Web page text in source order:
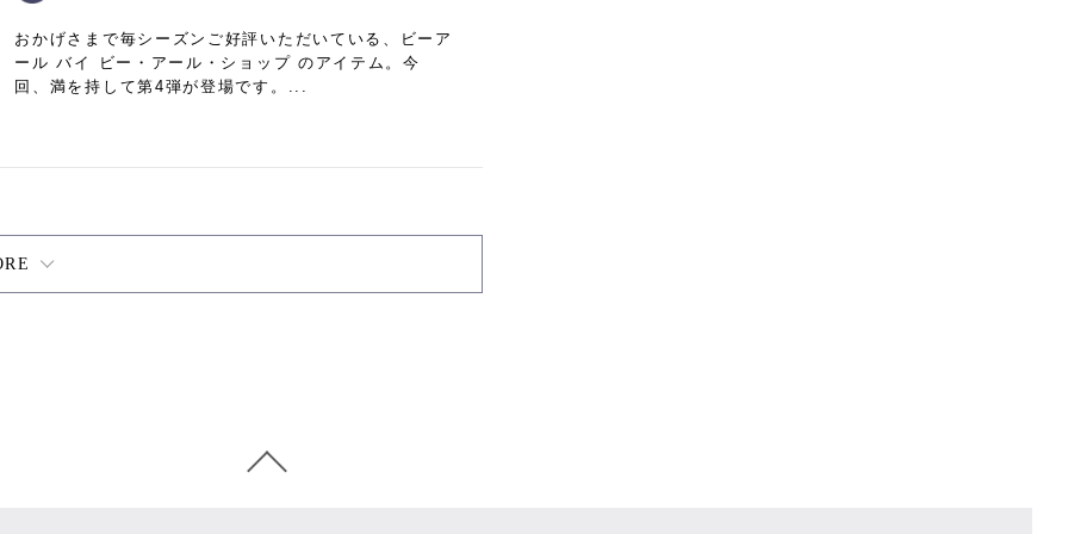
おかげさまで毎シーズンご好評いただいている、ビーア
ール バイ ビー・アール・ショップ のアイテム。今
回、満を持して第4弾が登場です。...